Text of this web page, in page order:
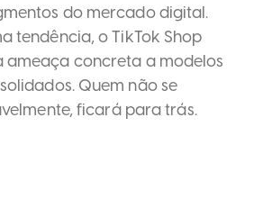
do mercado digital.
tendência, o TikTok Shop
ameaça concreta a modelos
Quem não se
ficará para trás.